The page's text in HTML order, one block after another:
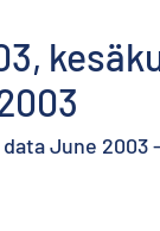
June 2003